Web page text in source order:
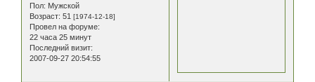
Пол: Мужской
Возраст: 51 [1974-12-18]
Провел на форуме:
22 часа 25 минут
Последний визит:
2007-09-27 20:54:55